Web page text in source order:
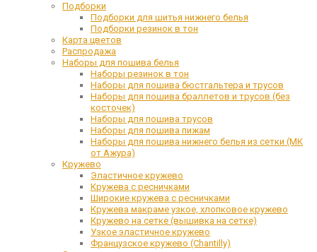
Подборки
Подборки для шитья нижнего белья
Подборки резинок в тон
Карта цветов
Распродажа
Наборы для пошива белья
Наборы резинок в тон
Наборы для пошива бюстгальтера и трусов
Наборы для пошива браллетов и трусов (без
косточек)
Наборы для пошива трусов
Наборы для пошива пижам
Наборы для пошива нижнего белья из сетки (МК
от Ажура)
Кружево
Эластичное кружево
Кружева с ресничками
Широкие кружева с ресничками
Кружева макраме узкое, хлопковое кружево
Кружево на сетке (вышивка на сетке)
Узкое эластичное кружево
Французское кружево (Chantilly)